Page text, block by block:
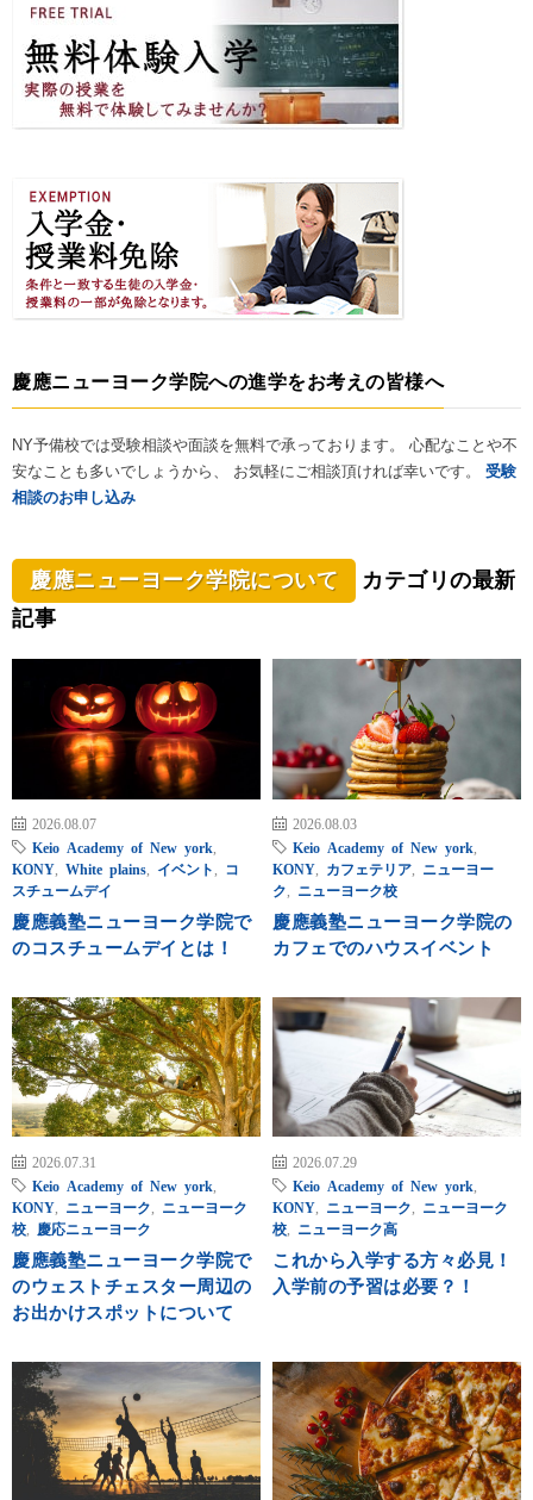
慶應ニューヨーク学院への進学をお考えの皆様へ
NY予備校では受験相談や面談を無料で承っております。 心配なことや不
安なことも多いでしょうから、 お気軽にご相談頂ければ幸いです。 受験
相談のお申し込み
慶應ニューヨーク学院について
カテゴリの最新
記事
2026.08.07
Keio Academy of New york
KONY
White plains イベント
コ
スチュームデイ
慶應義塾ニューヨーク学院で
のコスチュームデイとは！
2026.08.03
Keio Academy of New york
KONY
カフェテリア
ニューヨー
ク
ニューヨーク校
慶應義塾ニューヨーク学院の
カフェでのハウスイベント
2026.07.31
Keio Academy of New york
KONY
ニューヨーク
ニューヨーク
校
慶応ニューヨーク
慶應義塾ニューヨーク学院で
のウェストチェスター周辺の
お出かけスポットについて
2026.07.29
Keio Academy of New york
KONY
ニューヨーク
ニューヨーク
校
ニューヨーク高
これから入学する方々必見！
入学前の予習は必要？！